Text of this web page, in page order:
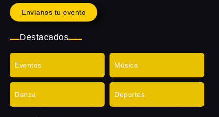
Envíanos tu evento
Destacados
Eventos Música
Danza Deportes